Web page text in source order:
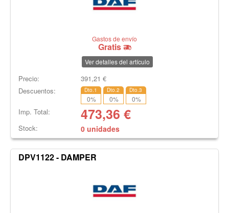
Gastos de envío
Gratis
Ver detalles del artículo
Precio: 391,21 €
Descuentos:
Dto.1
0%
Dto.2
0%
Dto.3
0%
Imp. Total: 473,36 €
Stock: 0 unidades
DPV1122 - DAMPER